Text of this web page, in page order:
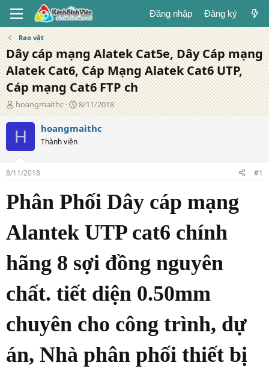
Đăng nhập Đăng ký
Rao vặt
Dây cáp mạng Alatek Cat5e, Dây Cáp mạng
Alatek Cat6, Cáp Mạng Alatek Cat6 UTP,
Cáp mạng Cat6 FTP ch
T
á
c
g
ả
hoangmaithc
N
g
à
g
8/11/2018
H hoangmaithc
Thành viên
8/11/2018 #1
Phân Phối Dây cáp mạng
Alantek UTP cat6 chính
hãng 8 sợi đồng nguyên
chất. tiết diện 0.50mm
chuyên cho công trình, dự
án, Nhà phân phối thiết bị